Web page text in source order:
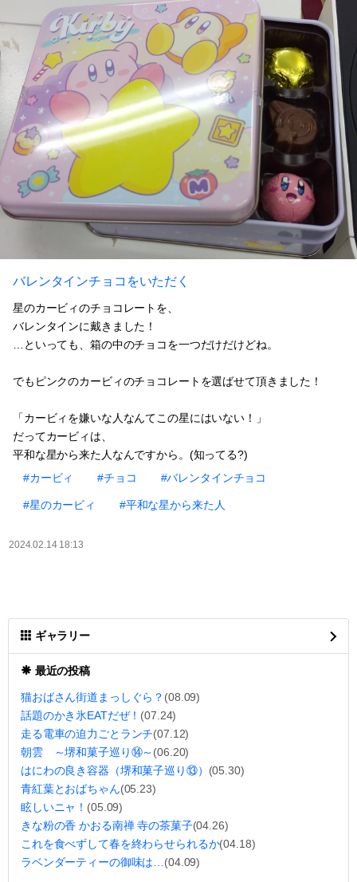
バレンタインチョコをいただく
星のカービィのチョコレートを、
バレンタインに戴きました！
…といっても、箱の中のチョコを一つだけだけどね。
でもピンクのカービィのチョコレートを選ばせて頂きました！
「カービィを嫌いな人なんてこの星にはいない！」
だってカービィは、
平和な星から来た人なんですから。(知ってる?)
#カービィ
#チョコ #バレンタインチョコ
#星のカービィ #平和な星から来た人
2024.02.14 18:13
ギャラリー
最近の投稿
猫おばさん街道まっしぐら？ (08.09)
話題のかき氷EATだぜ！ (07.24)
走る電車の迫力ごとランチ(07.12)
朝雲 ～堺和菓子巡り⑭～ (06.20)
はにわの良き容器（堺和菓子巡り⑬） (05.30)
青紅葉とおばちゃん(05.23)
眩しいニャ！ (05.09)
きな粉の香 かおる南禅 寺の茶菓子(04.26)
これを食べずして春を終わらせられるか(04.18)
ラベンダーティーの御味は… (04.09)